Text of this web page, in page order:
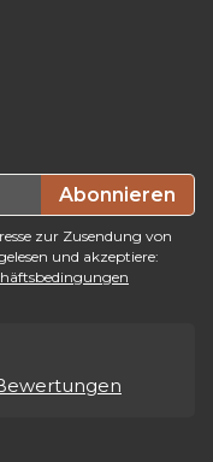
Abonnieren
zur Zusendung von
und akzeptiere: